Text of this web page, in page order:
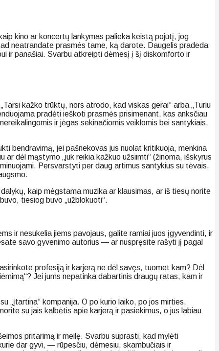
kino ar koncertų lankymas palieka keistą pojūtį, jog
neatrandate prasmės tame, ką darote. Daugelis pradeda
ir panašiai. Svarbu atkreipti dėmesį į šį diskomforto ir
kažko trūktų, nors atrodo, kad viskas gerai“ arba „Turiu
pradėti ieškoti prasmės prisimenant, kas anksčiau
ir jėgas sekinačiomis veiklomis bei santykiais,
bendravimą, jei pašnekovas jus nuolat kritikuoja, menkina
dėl mąstymo „juk reikia kažkuo užsiimti“ (žinoma, išskyrus
Persvarstyti per daug artimus santykius su tėvais,
kaip mėgstama muzika ar klausimas, ar iš tiesų norite
tiesiog buvo „užblokuoti“.
ir nesukelia jiems pavojaus, galite ramiai juos įgyvendinti, ir
savo gyvenimo autorius — ar nuspręsite rašyti jį pagal
profesiją ir karjerą ne dėl savęs, tuomet kam? Dėl
Jei jums nepatinka dabartinis draugų ratas, kam ir
„įtartina“ kompanija. O po kurio laiko, po jos mirties,
su jais kalbėtis apie karjerą ir pasiekimus, o jus labiau
pritarimą ir meilę. Svarbu suprasti, kad mylėti
dar gyvi, — rūpesčiu, dėmesiu, skambučiais ir